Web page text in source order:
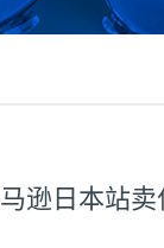
逊日本站